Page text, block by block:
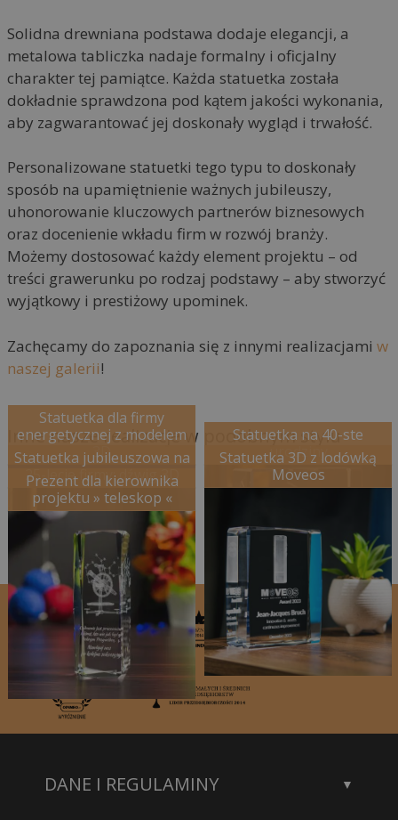
Solidna drewniana podstawa dodaje elegancji, a
metalowa tabliczka nadaje formalny i oficjalny
charakter tej pamiątce. Każda statuetka została
dokładnie sprawdzona pod kątem jakości wykonania,
aby zagwarantować jej doskonały wygląd i trwałość.
Personalizowane statuetki tego typu to doskonały
sposób na upamiętnienie ważnych jubileuszy,
uhonorowanie kluczowych partnerów biznesowych
oraz docenienie wkładu firm w rozwój branży.
Możemy dostosować każdy element projektu – od
treści grawerunku po rodzaj podstawy – aby stworzyć
wyjątkowy i prestiżowy upominek.
Zachęcamy do zapoznania się z innymi realizacjami w
naszej galerii!
Inne nasze realizacje w podobnym stylu
Statuetka dla firmy
energetycznej z modelem
3D
Statuetka na 40-ste
urodziny
Statuetka jubileuszowa na
25-lecie firmy: dźwig 3D
Statuetka 3D z lodówką
Moveos
Prezent dla kierownika
projektu » teleskop «
DANE I REGULAMINY